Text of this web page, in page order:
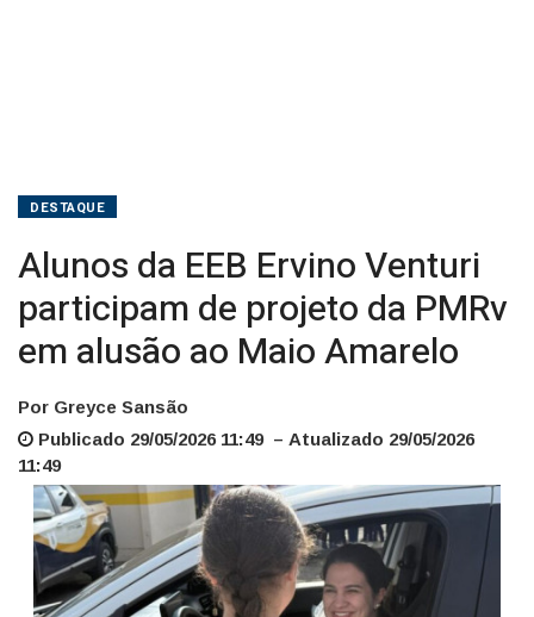
Amarelo
DESTAQUE
Alunos da EEB Ervino Venturi
participam de projeto da PMRv
em alusão ao Maio Amarelo
Por Greyce Sansão
Publicado 29/05/2026 11:49 – Atualizado 29/05/2026
11:49